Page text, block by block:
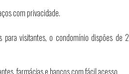
com privacidade.
para visitantes, o condomínio dispões de 2
farmácias e bancos com fácil acesso.